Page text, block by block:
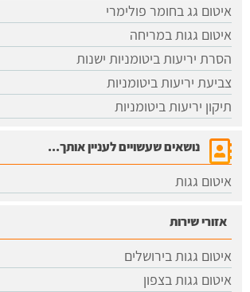
איטום גג בחומר פולימרי
איטום גגות במריחה
הסרת יריעות ביטומניות ישנות
צביעת יריעות ביטומניות
תיקון יריעות ביטומניות
נושאים שעשויים לעניין אותך...
איטום גגות
אזורי שירות
איטום גגות בירושלים
​איטום גגות בצפון